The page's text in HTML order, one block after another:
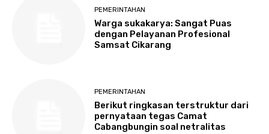
PEMERINTAHAN
Warga sukakarya: Sangat Puas
dengan Pelayanan Profesional
Samsat Cikarang
PEMERINTAHAN
Berikut ringkasan terstruktur dari
pernyataan tegas Camat
Cabangbungin soal netralitas